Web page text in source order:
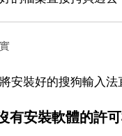
安裝好的搜狗輸入
有安裝軟體的許